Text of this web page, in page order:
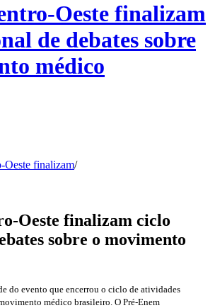
Oeste finalizam
de debates sobre
médico
Oeste finalizam/
Oeste finalizam ciclo
sobre o movimento
do evento que encerrou o ciclo de atividades
médico brasileiro. O Pré-Enem